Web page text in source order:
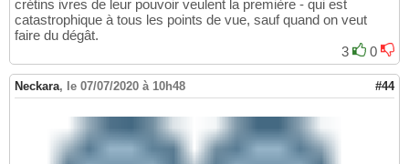
crétins ivres de leur pouvoir veulent la première - qui est
catastrophique à tous les points de vue, sauf quand on veut
faire du dégât.
3
0
Neckara, le 07/07/2020 à 10h48 #44